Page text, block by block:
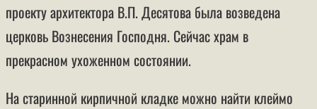
проекту архитектора В.П. Десятова была возведена
церковь Вознесения Господня. Сейчас храм в
прекрасном ухоженном состоянии.
На старинной кирпичной кладке можно найти клеймо